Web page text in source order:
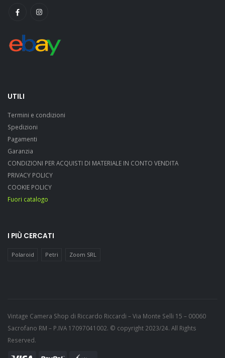
UTILI
Termini e condizioni
Spedizioni
Pagamenti
Garanzia
CONDIZIONI PER ACQUISTI DI MATERIALE IN CONTO VENDITA
PRIVACY POLICY
COOKIE POLICY
Fuori catalogo
I PIÙ CERCATI
Polaroid Petri Zoom SRL
Vintage Camera Shop di Riccardo Riccardi – Via Monte Selli 15 – 00060
Sacrofano RM – P.IVA 17097041002. © copyright 2023/24. All Rights
Reserved.